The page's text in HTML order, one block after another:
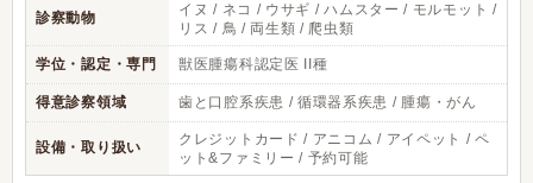
診察動物
イヌ / ネコ / ウサギ / ハムスター / モルモット /
リス / 鳥 / 両生類 / 爬虫類
学位・認定・専門 獣医腫瘍科認定医 II種
得意診察領域 歯と口腔系疾患 / 循環器系疾患 / 腫瘍・がん
設備・取り扱い
クレジットカード / アニコム / アイペット / ペ
ット&ファミリー / 予約可能